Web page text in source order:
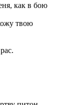
как в бою
твою